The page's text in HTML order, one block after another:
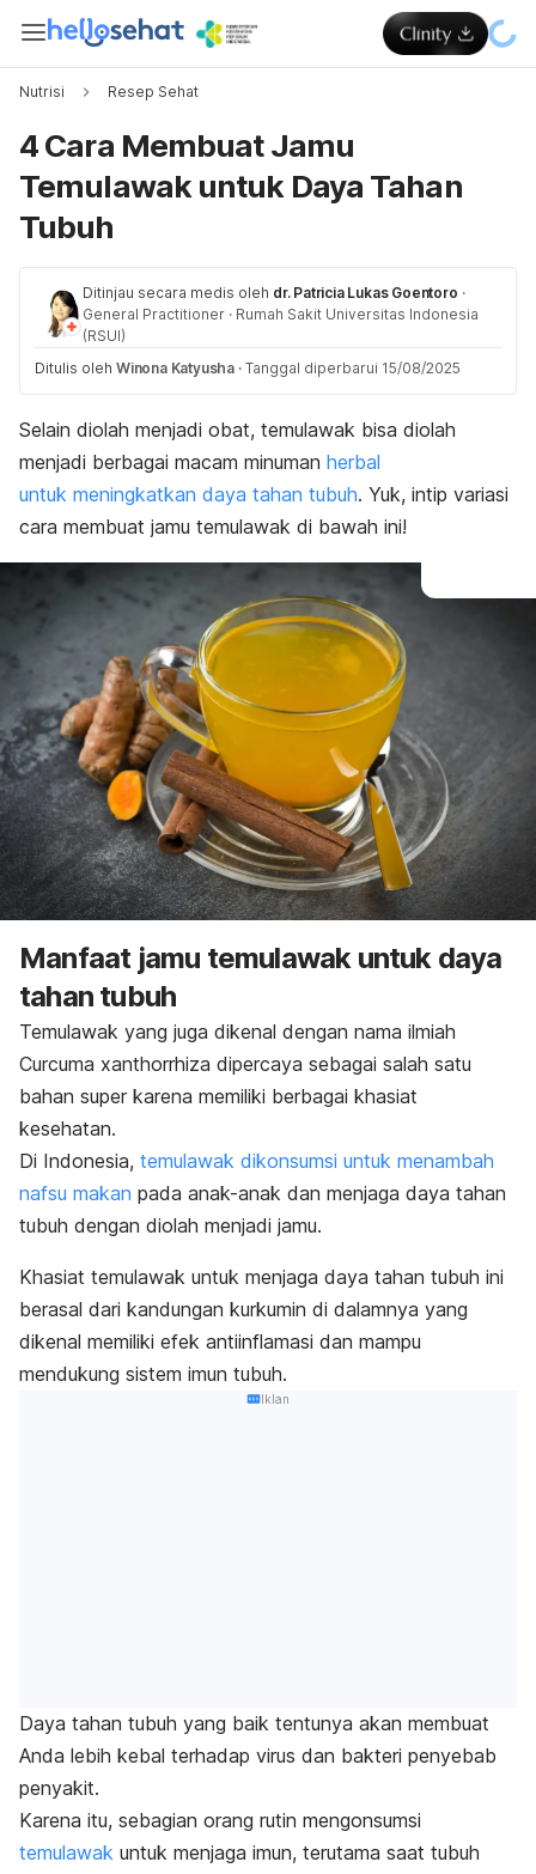
Nutrisi Resep Sehat
4 Cara Membuat Jamu
Temulawak untuk Daya Tahan
Tubuh
Ditinjau secara medis oleh dr. Patricia Lukas Goentoro ·
General Practitioner · Rumah Sakit Universitas Indonesia
(RSUI)
Ditulis oleh Winona Katyusha · Tanggal diperbarui 15/08/2025
Selain diolah menjadi obat, temulawak bisa diolah
menjadi berbagai macam minuman herbal
untuk meningkatkan daya tahan tubuh. Yuk, intip variasi
cara membuat jamu temulawak di bawah ini!
Manfaat jamu temulawak untuk daya
tahan tubuh
Temulawak yang juga dikenal dengan nama ilmiah
Curcuma xanthorrhiza dipercaya sebagai salah satu
bahan super karena memiliki berbagai khasiat
kesehatan.
Di Indonesia, temulawak dikonsumsi untuk menambah
nafsu makan pada anak-anak dan menjaga daya tahan
tubuh dengan diolah menjadi jamu.
Khasiat temulawak untuk menjaga daya tahan tubuh ini
berasal dari kandungan kurkumin di dalamnya yang
dikenal memiliki efek antiinflamasi dan mampu
mendukung sistem imun tubuh.
Iklan
Daya tahan tubuh yang baik tentunya akan membuat
Anda lebih kebal terhadap virus dan bakteri penyebab
penyakit.
Karena itu, sebagian orang rutin mengonsumsi
temulawak untuk menjaga imun, terutama saat tubuh